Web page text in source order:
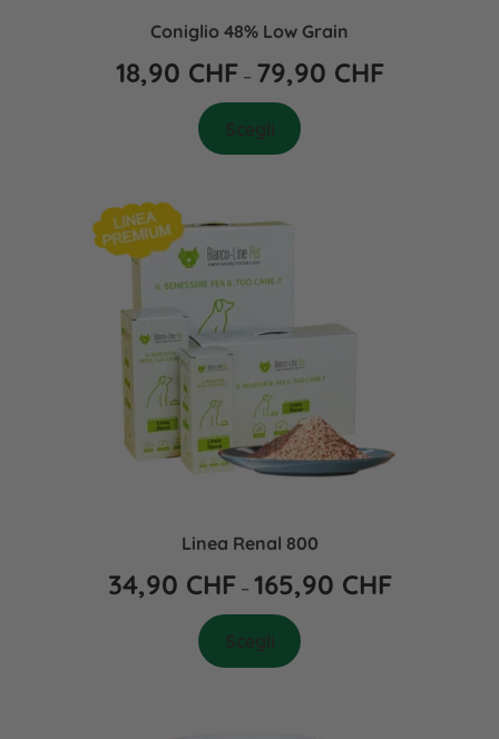
Coniglio 48% Low Grain
18,90 CHF – 79,90 CHF
Linea Renal 800
34,90 CHF – 165,90 CHF